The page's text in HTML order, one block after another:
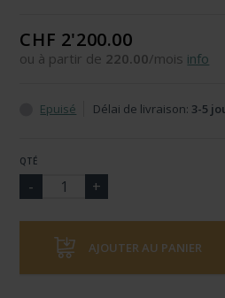
CHF 2'200.00
ou à partir de 220.00/mois info
Epuisé Délai de livraison: 3-5
QTÉ
AJOUTER AU PANIER